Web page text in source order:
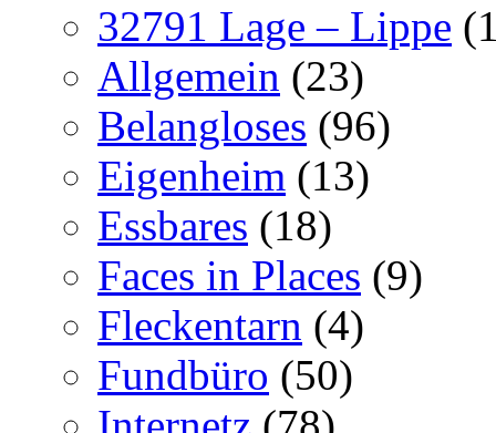
32791 Lage – Lippe
Allgemein (23)
Belangloses (96)
Eigenheim (13)
Essbares (18)
Faces in Places (9)
Fleckentarn (4)
Fundbüro (50)